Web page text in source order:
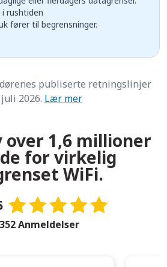
rushtiden
fører til begrensninger.
publiserte retningslinjer
2026. Lær mer
over 1,6 millioner
for virkelig
WiFi.
Anmeldelser